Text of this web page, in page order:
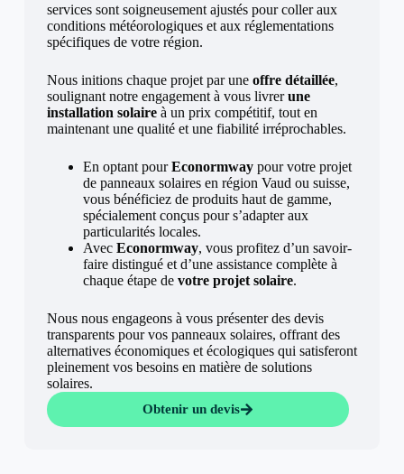
services sont soigneusement ajustés pour coller aux
conditions météorologiques et aux réglementations
spécifiques de votre région.
Nous initions chaque projet par une offre détaillée,
soulignant notre engagement à vous livrerune
installation solaireà un prix compétitif, tout en
maintenant une qualité et une fiabilité irréprochables.
En optant pourEconormwaypour votre projet
de panneaux solaires en région Vaud ou suisse,
vous bénéficiez de produits haut de gamme,
spécialement conçus pour s’adapter aux
particularités locales.
Avec Econormway, vous profitez d’un savoir-
faire distingué et d’une assistance complète à
chaque étape de votre projet solaire.
Nous nous engageons à vous présenter des devis
transparents pour vos panneaux solaires, offrant des
alternatives économiques et écologiques qui satisferont
pleinement vos besoins en matière de solutions
solaires.
Obtenir un devis